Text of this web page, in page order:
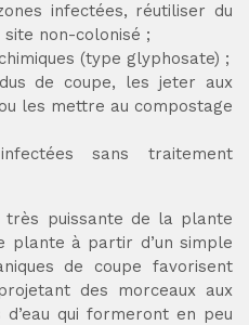
infectées, réutiliser du
non-colonisé ;
(type glyphosate) ;
de coupe, les jeter aux
les mettre au compostage
sans traitement
très puissante de la plante
plante à partir d’un simple
de coupe favorisent
des morceaux aux
qui formeront en peu